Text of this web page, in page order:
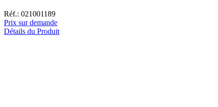
Réf.: 021001189
Prix sur demande
Détails du Produit